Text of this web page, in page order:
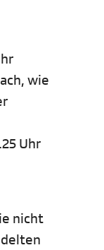
wie
Uhr
nicht